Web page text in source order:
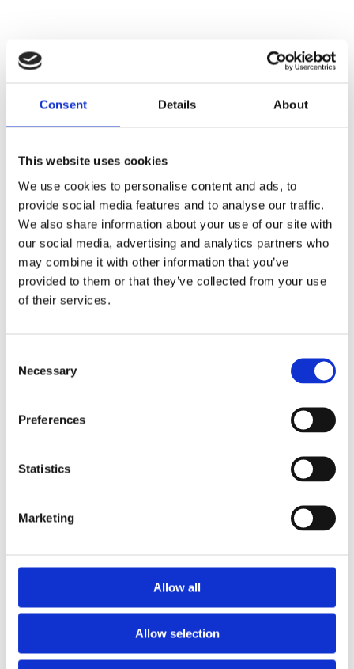
Consent Details About
This website uses cookies
We use cookies to personalise content and ads, to
provide social media features and to analyse our traffic.
We also share information about your use of our site with
our social media, advertising and analytics partners who
may combine it with other information that you’ve
provided to them or that they’ve collected from your use
of their services.
Selection
Necessary
Preferences
Statistics
Marketing
Allow all
Allow selection
Faunakram 80g
Limited Edition Cubes
Small Chicken & Cod